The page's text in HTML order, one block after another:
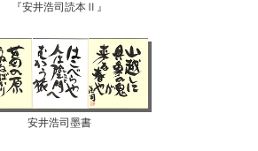
『安井浩司読本Ⅱ』
安井浩司墨書